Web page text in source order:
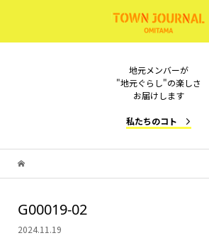
地元メンバーが
"地元ぐらし"の楽しさ
お届けします
私たちのコト
G00019-02
2024.11.19